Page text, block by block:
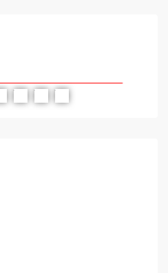
PROPRIETATEA A FOST ÎNCHIRIATĂ